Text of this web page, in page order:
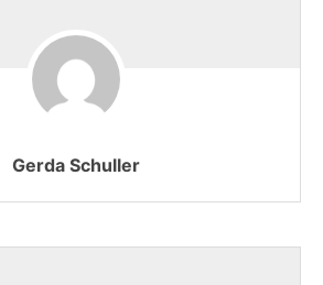
Gerda Schuller